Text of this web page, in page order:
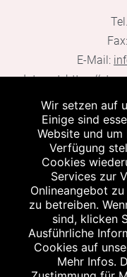
E-Mail:
Internet:https://
Wir setzen auf
Einige sind
Website und um
Verfügung
Cookies
Services zur
Onlineangebot
zu betreiben.
sind, klicken
Ausführliche
Cookies auf
Mehr Infos.